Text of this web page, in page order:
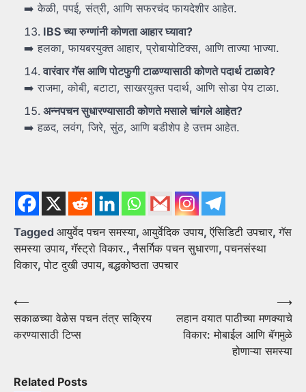
➡️ केळी, पपई, संत्री, आणि सफरचंद फायदेशीर आहेत.
IBSच्यारुग्णांनीकोणताआहारघ्यावा?
➡️ हलका, फायबरयुक्त आहार, प्रोबायोटिक्स, आणि ताज्या भाज्या.
वारंवारगॅसआणिपोटफुगीटाळण्यासाठीकोणतेपदार्थटाळावे?
➡️ राजमा, कोबी, बटाटा, साखरयुक्त पदार्थ, आणि सोडा पेय टाळा.
अन्नपचनसुधारण्यासाठीकोणतेमसालेचांगलेआहेत?
➡️ हळद, लवंग, जिरे, सुंठ, आणि बडीशेप हे उत्तम आहेत.
Tagged आयुर्वेद पचन समस्या, आयुर्वेदिक उपाय,ऍसिडिटी उपचार,गॅस
समस्या उपाय,गॅस्ट्रो विकार.,नैसर्गिक पचन सुधारणा,पचनसंस्था
विकार,पोट दुखी उपाय,बद्धकोष्ठता उपचार
Post
navigation
⟵
सकाळच्या वेळेस पचन तंत्र सक्रिय
करण्यासाठी टिप्स
लहान वयात पाठीच्या मणक्याचे
विकार: मोबाईल आणि बॅगमुळे
होणाऱ्या समस्या
⟶
Related Posts